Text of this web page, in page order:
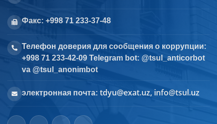
Факс: +998 71 233-37-48
Телефон доверия для сообщения о коррупции:
+998 71 233-42-09 Telegram bot: @tsul_anticorbot
va @tsul_anonimbot
электронная почта: tdyu@exat.uz, info@tsul.uz